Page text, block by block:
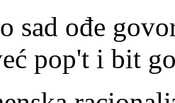
sad ođe
pop't i bit